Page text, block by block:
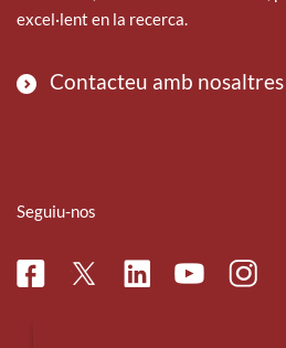
excel·lent en la recerca.
Contacteu amb nosaltres
Seguiu-nos
FacebookTwitterLinkedinYoutube